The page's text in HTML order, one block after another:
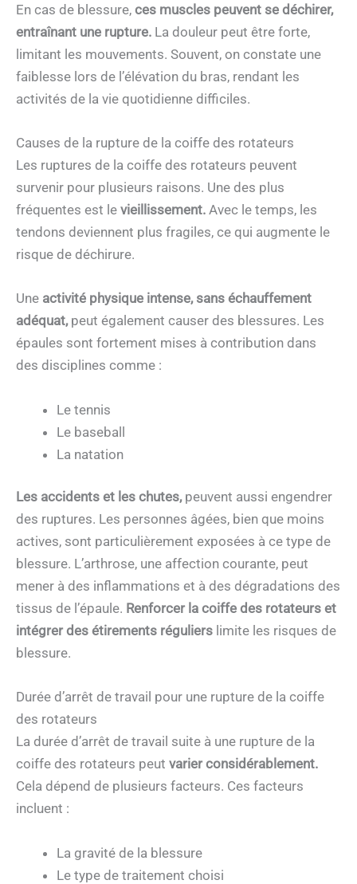
En cas de blessure, ces muscles peuvent se déchirer,
entraînant une rupture. La douleur peut être forte,
limitant les mouvements. Souvent, on constate une
faiblesse lors de l’élévation du bras, rendant les
activités de la vie quotidienne difficiles.
Causes de la rupture de la coiffe des rotateurs
Les ruptures de la coiffe des rotateurs peuvent
survenir pour plusieurs raisons. Une des plus
fréquentes est le vieillissement. Avec le temps, les
tendons deviennent plus fragiles, ce qui augmente le
risque de déchirure.
Une activité physique intense, sans échauffement
adéquat,peut également causer des blessures. Les
épaules sont fortement mises à contribution dans
des disciplines comme :
Le tennis
Le baseball
La natation
Les accidents et les chutes,peuvent aussi engendrer
des ruptures. Les personnes âgées, bien que moins
actives, sont particulièrement exposées à ce type de
blessure. L’arthrose, une affection courante, peut
mener à des inflammations et à des dégradations des
tissus de l’épaule. Renforcer la coiffe des rotateurs et
intégrer des étirements réguliers limite les risques de
blessure.
Durée d’arrêt de travail pour une rupture de la coiffe
des rotateurs
La durée d’arrêt de travail suite à une rupture de la
coiffe des rotateurs peut varier considérablement.
Cela dépend de plusieurs facteurs. Ces facteurs
incluent :
La gravité de la blessure
Le type de traitement choisi